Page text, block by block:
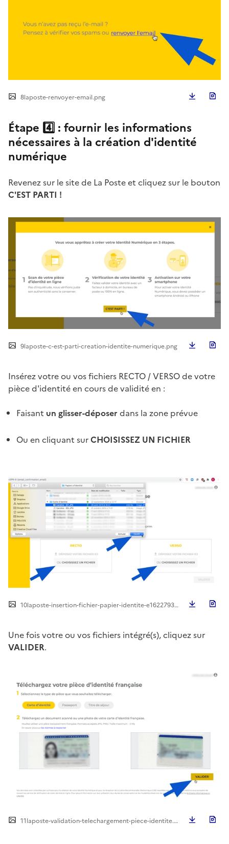
8laposte-renvoyer-email.png
Étape 4️⃣ : fournir les informations
nécessaires à la création d'identité
numérique
Revenez sur le site de La Poste et cliquez sur le bouton
C'EST PARTI !
9laposte-c-est-parti-creation-identite-numerique.png
Insérez votre ou vos fichiers RECTO / VERSO de votre
pièce d'identité en cours de validité en :
Faisant un glisser-déposer dans la zone prévue
Ou en cliquant surCHOISISSEZ UN FICHIER
10laposte-insertion-fichier-papier-identite-e1622793455902.png
Une fois votre ou vos fichiers intégré(s), cliquez sur
VALIDER.
11laposte-validation-telechargement-piece-identite.png